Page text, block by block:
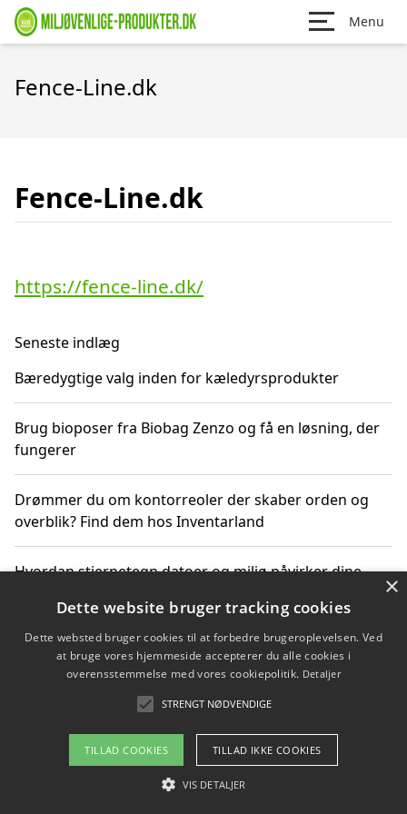
Menu
Fence-Line.dk
Fence-Line.dk
https://fence-line.dk/
Seneste indlæg
Bæredygtige valg inden for kæledyrsprodukter
Brug bioposer fra Biobag Zenzo og få en løsning, der
fungerer
Drømmer du om kontorreoler der skaber orden og
overblik? Find dem hos Inventarland
Hvordan stjernetegn datoer og miljø påvirker dine
Bæredygtige gadgets til en grønnere hverdag
Om / kontakt
Blog Betingelser
×
Dette website bruger tracking cookies
Dette websted bruger cookies til at forbedre brugeroplevelsen. Ved
at bruge vores hjemmeside accepterer du alle cookies i
overensstemmelse med vores cookiepolitik. Detaljer
STRENGT NØDVENDIGE
TILLAD COOKIES TILLAD IKKE COOKIES
VIS DETALJER